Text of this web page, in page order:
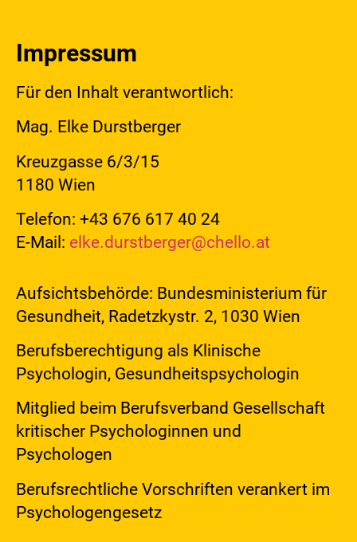
Impressum
Für den Inhalt verantwortlich:
Mag. Elke Durstberger
Kreuzgasse 6/3/15
1180 Wien
Telefon: +43 676 617 40 24
E-Mail: elke.durstberger@chello.at
Aufsichtsbehörde: Bundesministerium für
Gesundheit, Radetzkystr. 2, 1030 Wien
Berufsberechtigung als Klinische
Psychologin, Gesundheitspsychologin
Mitglied beim Berufsverband Gesellschaft
kritischer Psychologinnen und
Psychologen
Berufsrechtliche Vorschriften verankert im
Psychologengesetz